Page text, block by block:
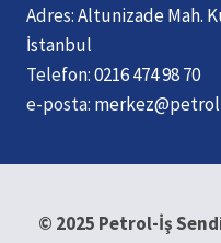
Adres:Altunizade Mah.
İstanbul
Telefon:0216 474 98 70
e-posta:
© 2025 Petrol-İş